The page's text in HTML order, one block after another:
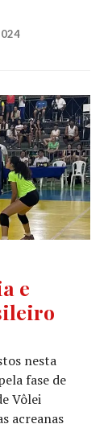
e
nesta
fase de
Vôlei
acreanas